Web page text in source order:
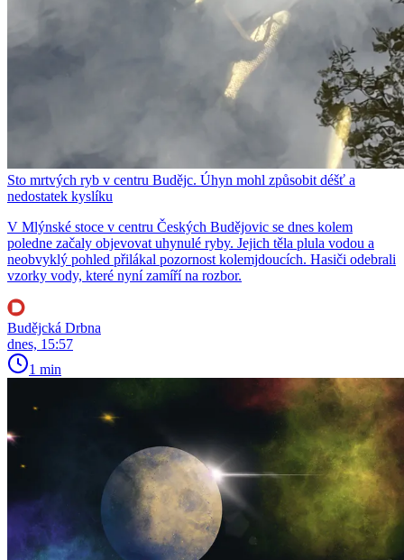
Sto mrtvých ryb v centru Budějc. Úhyn mohl způsobit déšť a
nedostatek kyslíku
V Mlýnské stoce v centru Českých Budějovic se dnes kolem
poledne začaly objevovat uhynulé ryby. Jejich těla plula vodou a
neobvyklý pohled přilákal pozornost kolemjdoucích. Hasiči odebrali
vzorky vody, které nyní zamíří na rozbor.
Budějcká Drbna
dnes, 15:57
1 min